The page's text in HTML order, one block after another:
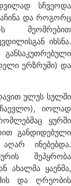
სჩვეოდა
და როგორც
მეომრებით
იხსნა.
ერზრუმი) და
ულუს სულში
იოლად
ყურში
განდიდებული
ინებებდა.
შეპყრობა
ახალმა ყაენმა,
და ღრეობის